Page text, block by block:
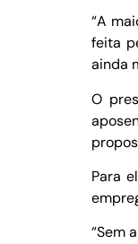
“A
feita
ainda
O
Para
“Sem